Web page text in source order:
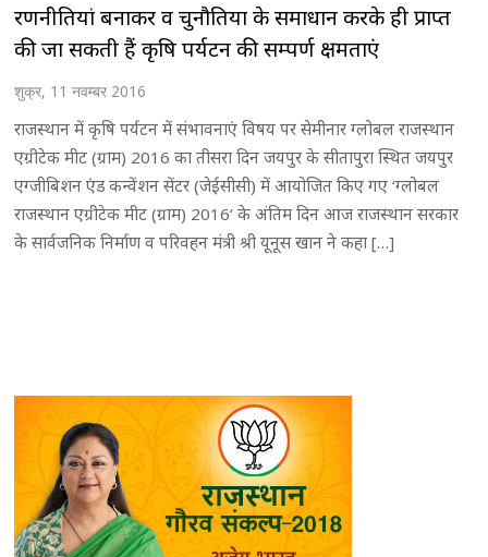
रणनीतियां बनाकर व चुनौतियों के समाधान करके ही प्राप्त
की जा सकती हैं कृषि पर्यटन की सम्पर्ण क्षमताएं
शुक्र, 11 नवम्बर 2016
राजस्थान में कृषि पर्यटन में संभावनाएं विषय पर सेमीनार ग्लोबल राजस्थान
एग्रीटेक मीट (ग्राम) 2016 का तीसरा दिन जयपुर के सीतापुरा स्थित जयपुर
एग्जीबिशन एंड कन्वेंशन सेंटर (जेईसीसी) में आयोजित किए गए ‘ग्लोबल
राजस्थान एग्रीटेक मीट (ग्राम) 2016‘ के अंतिम दिन आज राजस्थान सरकार
के सार्वजनिक निर्माण व परिवहन मंत्री श्री यूनूस खान ने कहा […]